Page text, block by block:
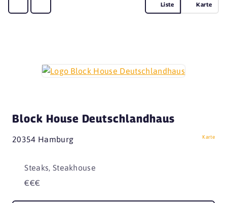
Liste Karte
Block House Deutschlandhaus
20354 Hamburg Karte
Steaks, Steakhouse
€€€